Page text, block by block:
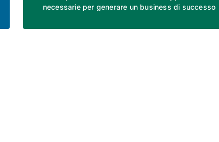
necessarie per generare un business di successo